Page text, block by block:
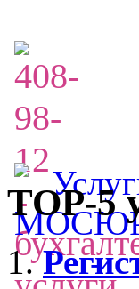
TOP-5